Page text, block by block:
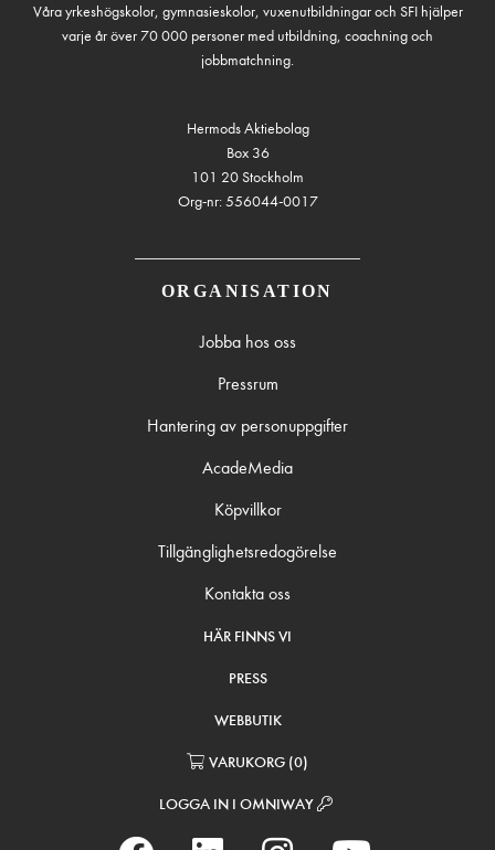
Våra yrkeshögskolor, gymnasieskolor, vuxenutbildningar och SFI hjälper
varje år över 70 000 personer med utbildning, coachning och
jobbmatchning.
Hermods Aktiebolag
Box 36
101 20 Stockholm
Org-nr: 556044-0017
ORGANISATION
Jobba hos oss
Pressrum
Hantering av personuppgifter
AcadeMedia
Köpvillkor
Tillgänglighetsredogörelse
Kontakta oss
HÄR FINNS VI
PRESS
WEBBUTIK
VARUKORG (0)
LOGGA IN I OMNIWAY